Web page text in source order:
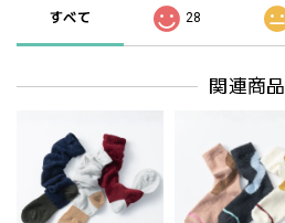
すべて 28
関連商品